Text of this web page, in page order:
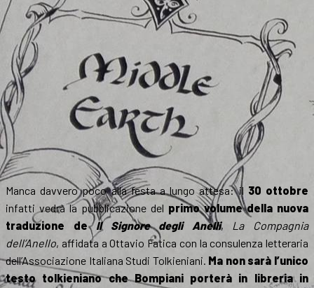
Manca davvero poco alla festa a lungo attesa: il 30 ottobre
infatti vedrà la pubblicazione del primo volume della nuova
traduzione deIl Signore degli Anelli, La Compagnia
dell’Anello, affidata a Ottavio Fatica con la consulenza letteraria
dell’Associazione Italiana Studi Tolkieniani. Ma non sarà l’unico
testo tolkieniano che Bompiani porterà in libreria in